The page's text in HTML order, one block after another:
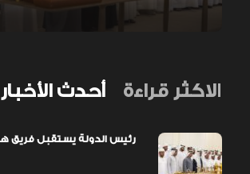
أحدث الأخبار الاكثر قراءة